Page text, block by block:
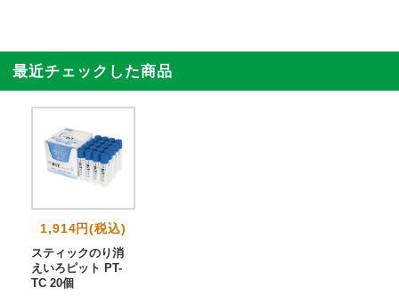
最近チェックした商品
1,914円(税込)
スティックのり消
えいろピット PT-
TC 20個